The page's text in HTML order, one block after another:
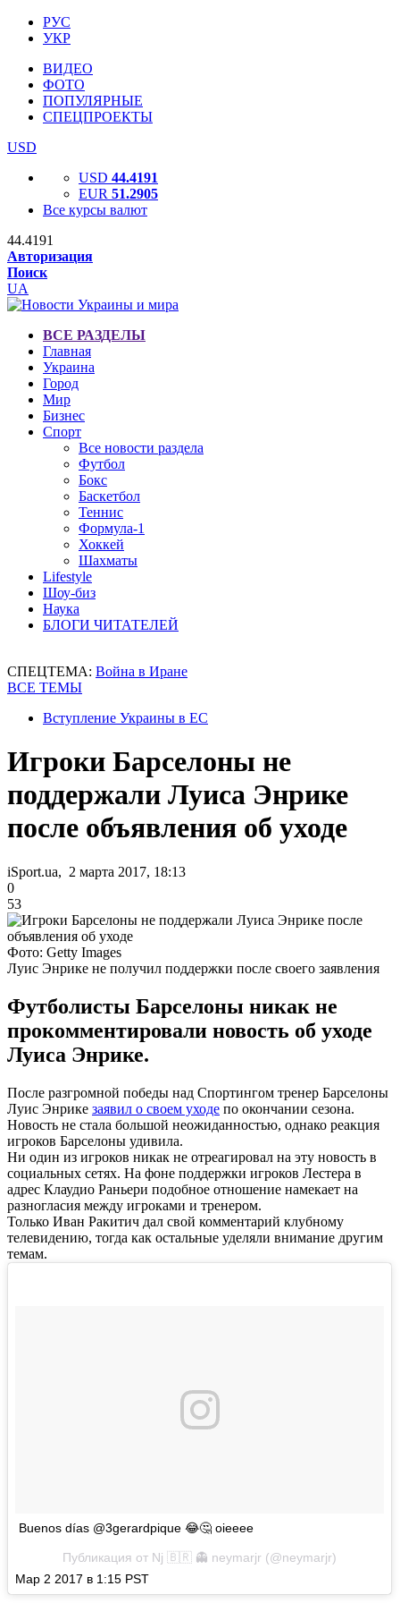
РУС
УКР
ВИДЕО
ФОТО
ПОПУЛЯРНЫЕ
СПЕЦПРОЕКТЫ
USD
USD 44.4191
EUR 51.2905
Все курсы валют
44.4191
Авторизация
Поиск
UA
ВСЕ РАЗДЕЛЫ
Главная
Украина
Город
Мир
Бизнес
Спорт
Все новости раздела
Футбол
Бокс
Баскетбол
Теннис
Формула-1
Хоккей
Шахматы
Lifestyle
Шоу-биз
Наука
БЛОГИ ЧИТАТЕЛЕЙ
СПЕЦТЕМА: Война в Иране
ВСЕ ТЕМЫ
Вступление Украины в ЕС
Игроки Барселоны не
поддержали Луиса Энрике
после объявления об уходе
iSport.ua, 2 марта 2017, 18:13
0
53
Фото: Getty Images
Луис Энрике не получил поддержки после своего заявления
Футболисты Барселоны никак не
прокомментировали новость об уходе
Луиса Энрике.
После разгромной победы над Спортингом тренер Барселоны
Луис Энрике заявил о своем уходе по окончании сезона.
Новость не стала большой неожиданностью, однако реакция
игроков Барселоны удивила.
Ни один из игроков никак не отреагировал на эту новость в
социальных сетях. На фоне поддержки игроков Лестера в
адрес Клаудио Раньери подобное отношение намекает на
разногласия между игроками и тренером.
Только Иван Ракитич дал свой комментарий клубному
телевидению, тогда как остальные уделяли внимание другим
темам.
Buenos días @3gerardpique 😂🤔 oieeee
Публикация от Nj 🇧🇷 👻 neymarjr (@neymarjr)
Мар 2 2017 в 1:15 PST